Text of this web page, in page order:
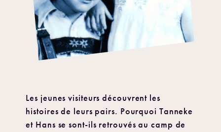
Les jeunes visiteurs découvrent les
histoires de leurs pairs. Pourquoi Tanneke
et Hans se sont-ils retrouvés au camp de